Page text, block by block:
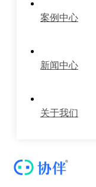
案例中心
新闻中心
关于我们